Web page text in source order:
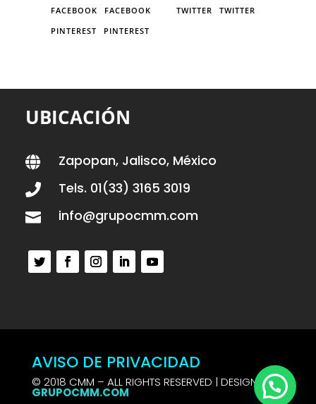
FACEBOOK FACEBOOK TWITTER
TWITTER
PINTEREST
PINTEREST
UBICACIÓN
 Zapopan, Jalisco, México
 Tels. 01(33) 3165 3019
 info@grupocmm.com
AVISO DE PRIVACIDAD
© 2018 CMM – ALL RIGHTS RESERVED | DESIGN BY
GRUPOCMM.COM